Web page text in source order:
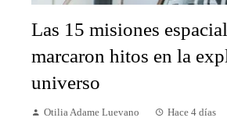
Las 15 misiones
marcaron hitos en la
universo
Otilia Adame Luevano Hace 4 días